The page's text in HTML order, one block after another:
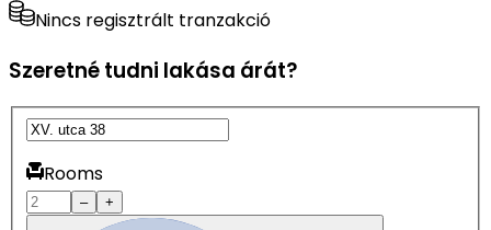
Nincs regisztrált tranzakció
Szeretné tudni lakása árát?
Rooms
– +